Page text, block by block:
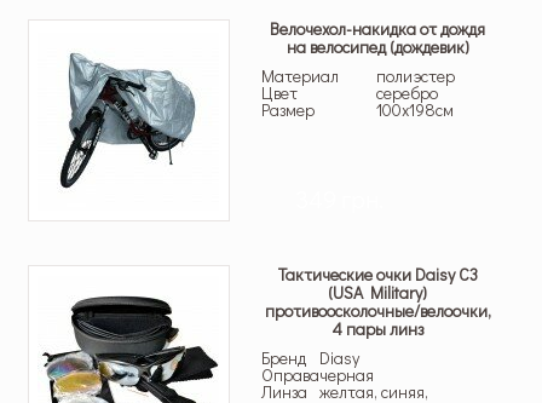
Велочехол-накидка от дождя
на велосипед (дождевик)
Материал
полиэстер
Цвет серебро
Размер 100х198см
Тактические очки Daisy C3
(USA Military)
противоосколочные/велоочки,
4 пары линз
Бренд
Diasy
Оправачерная
Линза желтая, синяя,